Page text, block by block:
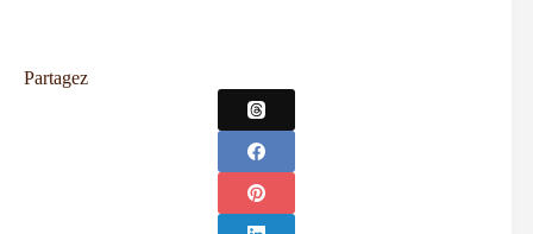
Partagez